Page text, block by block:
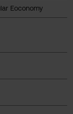
Eoconomy